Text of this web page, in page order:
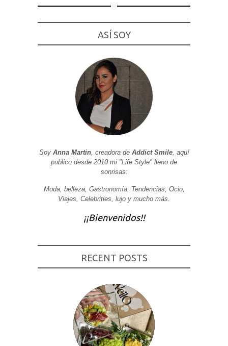
ASÍ SOY
Soy Anna Martin, creadora de Addict Smile, aquí
publico desde 2010 mi "Life Style" lleno de
sonrisas:
Moda, belleza, Gastronomía, Tendencias, Ocio,
Viajes, Celebrities, lujo y mucho más.
¡¡Bienvenidos!!
RECENT POSTS
Estadísticas
y estructura
de la web, en
base a cómo
mejor posible
rechaza estas